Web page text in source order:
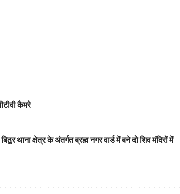
कैमरे
थाना क्षेत्र के अंतर्गत ब्रह्म नगर वार्ड में बने दो शिव मंदिरों में